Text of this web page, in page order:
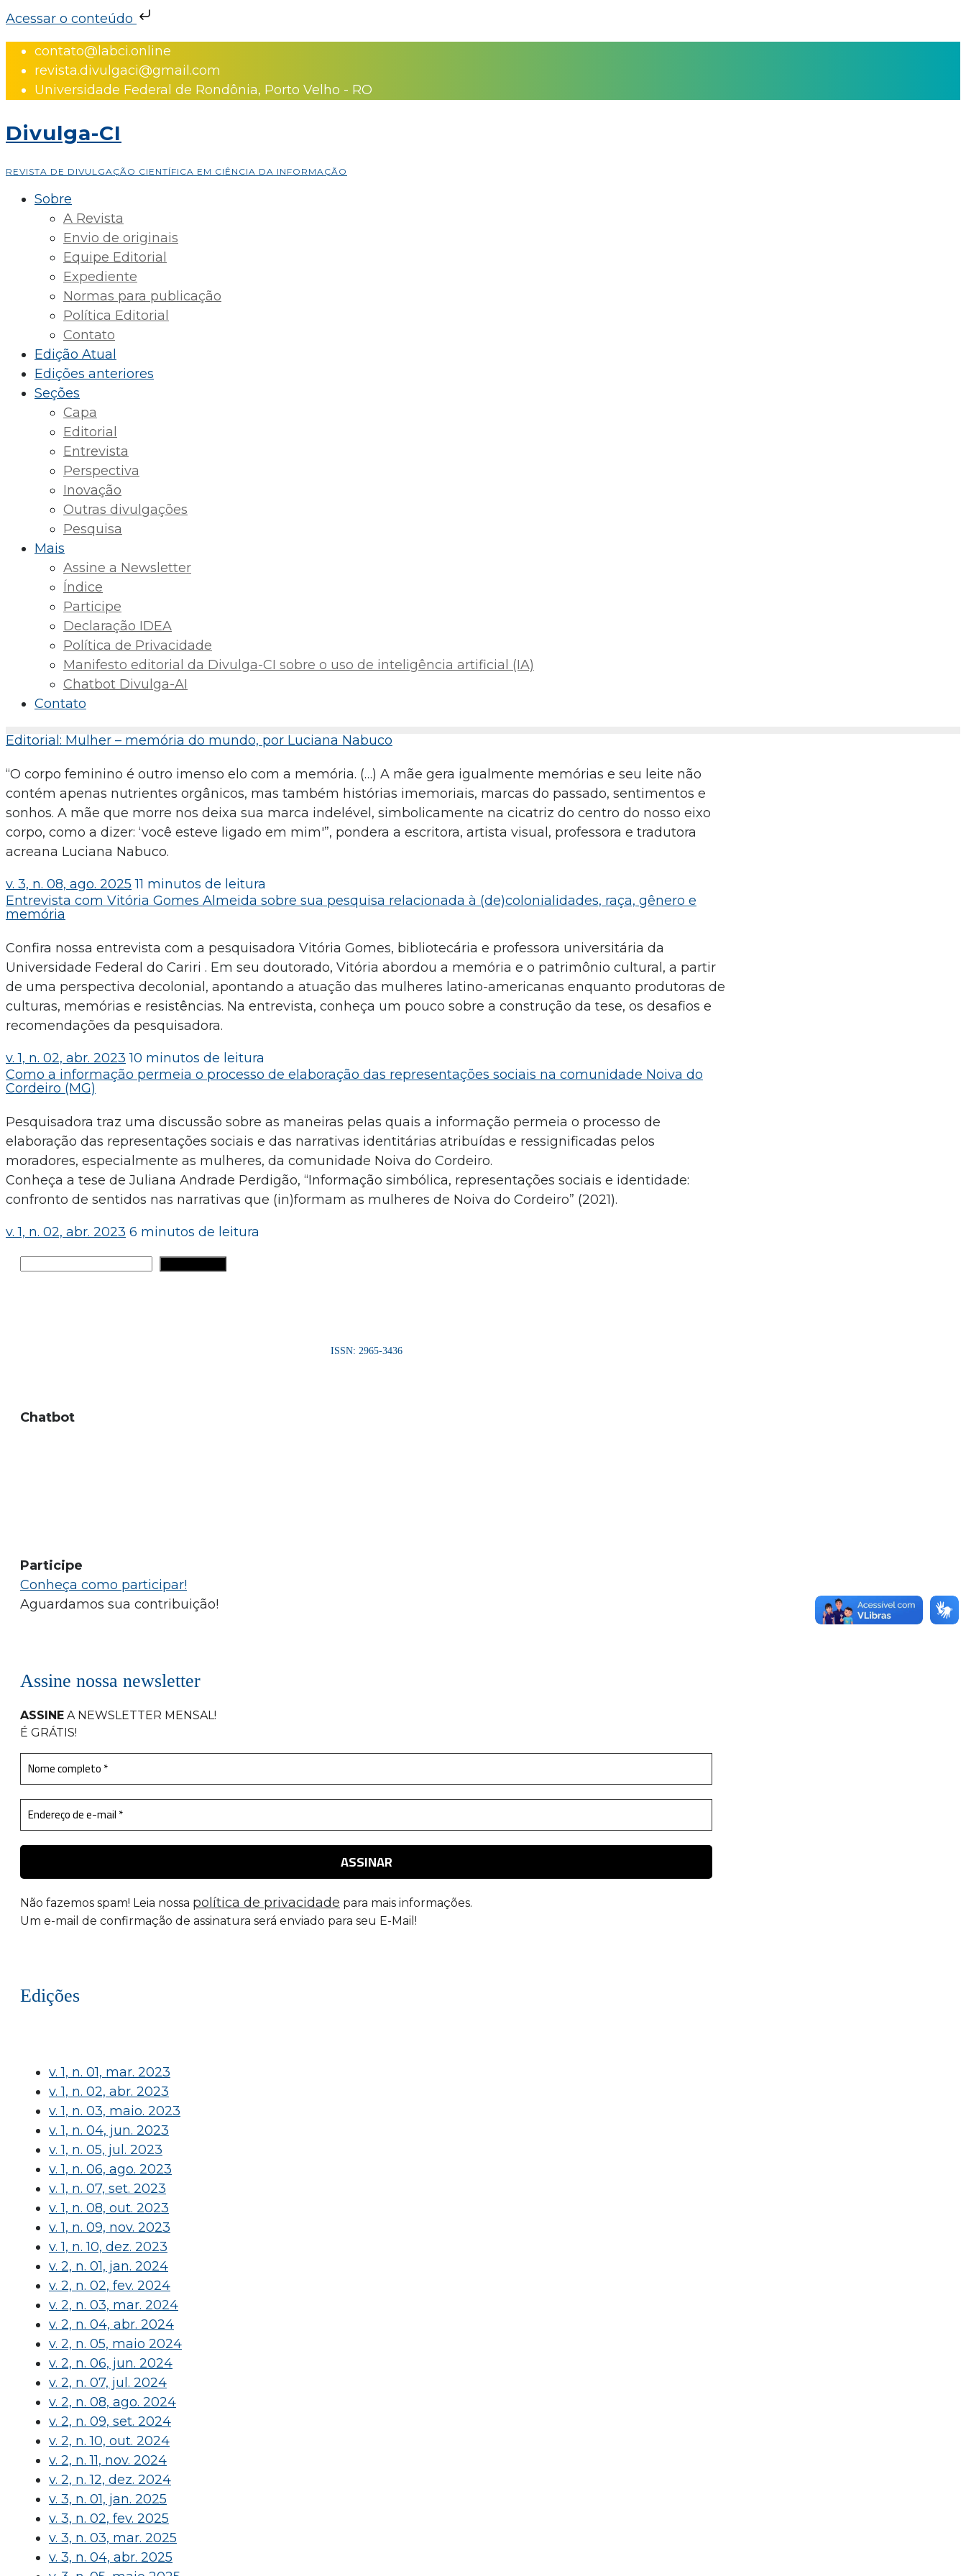
Acessar o conteúdo
Skip
content
contato@labci.online
revista.divulgaci@gmail.com
Universidade Federal de Rondônia, Porto Velho - RO
Divulga-CI
REVISTA DE DIVULGAÇÃO CIENTÍFICA EM CIÊNCIA DA INFORMAÇÃO
Sobre
A Revista
Envio de originais
Equipe Editorial
Expediente
Normas para publicação
Política Editorial
Contato
Edição Atual
Edições anteriores
Seções
Capa
Editorial
Entrevista
Perspectiva
Inovação
Outras divulgações
Pesquisa
Mais
Assine a Newsletter
Índice
Participe
Declaração IDEA
Política de Privacidade
Manifesto editorial da Divulga-CI sobre o uso de inteligência artificial (IA)
Chatbot Divulga-AI
Contato
Editorial: Mulher – memória do mundo, por Luciana Nabuco
“O corpo feminino é outro imenso elo com a memória. (…) A mãe gera igualmente memórias e seu leite não
contém apenas nutrientes orgânicos, mas também histórias imemoriais, marcas do passado, sentimentos e
sonhos. A mãe que morre nos deixa sua marca indelével, simbolicamente na cicatriz do centro do nosso eixo
corpo, como a dizer: ‘você esteve ligado em mim'”, pondera a escritora, artista visual, professora e tradutora
acreana Luciana Nabuco.
v. 3, n. 08, ago. 2025 11 minutos de leitura
Entrevista com Vitória Gomes Almeida sobre sua pesquisa relacionada à (de)colonialidades, raça, gênero e
memória
Confira nossa entrevista com a pesquisadora Vitória Gomes, bibliotecária e professora universitária da
Universidade Federal do Cariri . Em seu doutorado, Vitória abordou a memória e o patrimônio cultural, a partir
de uma perspectiva decolonial, apontando a atuação das mulheres latino-americanas enquanto produtoras de
culturas, memórias e resistências. Na entrevista, conheça um pouco sobre a construção da tese, os desafios e
recomendações da pesquisadora.
v. 1, n. 02, abr. 2023 10 minutos de leitura
Como a informação permeia o processo de elaboração das representações sociais na comunidade Noiva do
Cordeiro (MG)
Pesquisadora traz uma discussão sobre as maneiras pelas quais a informação permeia o processo de
elaboração das representações sociais e das narrativas identitárias atribuídas e ressignificadas pelos
moradores, especialmente as mulheres, da comunidade Noiva do Cordeiro.
Conheça a tese de Juliana Andrade Perdigão, “Informação simbólica, representações sociais e identidade:
confronto de sentidos nas narrativas que (in)formam as mulheres de Noiva do Cordeiro” (2021).
v. 1, n. 02, abr. 2023 6 minutos de leitura
Pesquisar
ISSN: 2965-3436
Chatbot
Participe
Conheça como participar!
Aguardamos sua contribuição!
Assine nossa newsletter
ASSINE A NEWSLETTER MENSAL!
É GRÁTIS!
Não fazemos spam! Leia nossa política de privacidade para mais informações.
Um e-mail de confirmação de assinatura será enviado para seu E-Mail!
Edições
v. 1, n. 01, mar. 2023
v. 1, n. 02, abr. 2023
v. 1, n. 03, maio. 2023
v. 1, n. 04, jun. 2023
v. 1, n. 05, jul. 2023
v. 1, n. 06, ago. 2023
v. 1, n. 07, set. 2023
v. 1, n. 08, out. 2023
v. 1, n. 09, nov. 2023
v. 1, n. 10, dez. 2023
v. 2, n. 01, jan. 2024
v. 2, n. 02, fev. 2024
v. 2, n. 03, mar. 2024
v. 2, n. 04, abr. 2024
v. 2, n. 05, maio 2024
v. 2, n. 06, jun. 2024
v. 2, n. 07, jul. 2024
v. 2, n. 08, ago. 2024
v. 2, n. 09, set. 2024
v. 2, n. 10, out. 2024
v. 2, n. 11, nov. 2024
v. 2, n. 12, dez. 2024
v. 3, n. 01, jan. 2025
v. 3, n. 02, fev. 2025
v. 3, n. 03, mar. 2025
v. 3, n. 04, abr. 2025